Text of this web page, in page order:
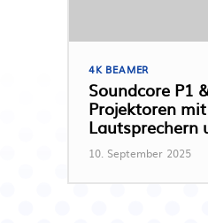
4K BEAMER
Soundcore P1
Projektoren
Lautsprechern
10. September 2025